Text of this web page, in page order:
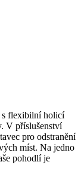
s flexibilní holicí
V příslušenství
pro odstranění
míst. Na jedno
pohodlí je